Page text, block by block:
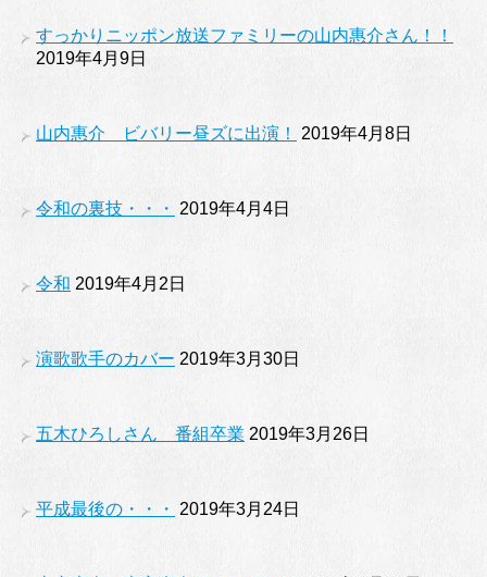
すっかりニッポン放送ファミリーの山内惠介さん！！
2019年4月9日
山内惠介 ビバリー昼ズに出演！ 2019年4月8日
令和の裏技・・・ 2019年4月4日
令和 2019年4月2日
演歌歌手のカバー 2019年3月30日
五木ひろしさん 番組卒業 2019年3月26日
平成最後の・・・ 2019年3月24日